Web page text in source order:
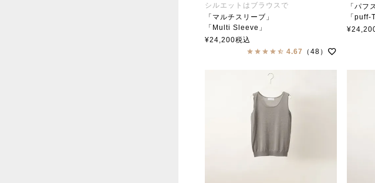
シルエットはブラウスで
「マルチスリーブ」
「Multi Sleeve」
soutiencollar（ステンカラー）
¥24,200税込
4.67
（48）
「パフ
「puff-T
¥